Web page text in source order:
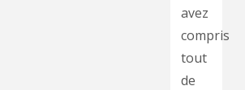
avez
compris
tout
de